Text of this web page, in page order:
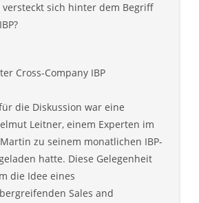
versteckt sich hinter dem Begriff
Cross-Company IBP
die Diskussion war eine
Leitner, einem Experten im
zu seinem monatlichen IBP-
hatte. Diese Gelegenheit
die Idee eines
Sales and